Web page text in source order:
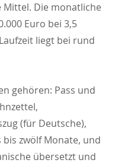
Mittel. Die monatliche
Euro bei 3,5
liegt bei rund
gehören: Pass und
(für Deutsche),
zwölf Monate, und
übersetzt und